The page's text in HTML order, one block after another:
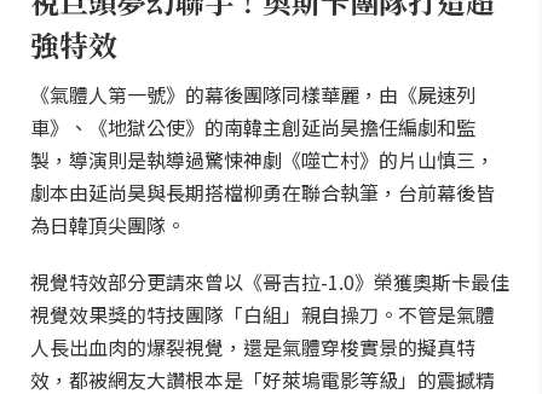
強特效
《氣體人第一號》的幕後團隊同樣華麗，由《屍速列
車》、《地獄公使》的南韓主創延尚昊擔任編劇和監
製，導演則是執導過驚悚神劇《噬亡村》的片山慎三，
劇本由延尚昊與長期搭檔柳勇在聯合執筆，台前幕後皆
為日韓頂尖團隊。
視覺特效部分更請來曾以《哥吉拉-1.0》榮獲奧斯卡最佳
視覺效果獎的特技團隊「白組」親自操刀。不管是氣體
人長出血肉的爆裂視覺，還是氣體穿梭實景的擬真特
效，都被網友大讚根本是「好萊塢電影等級」的震撼精